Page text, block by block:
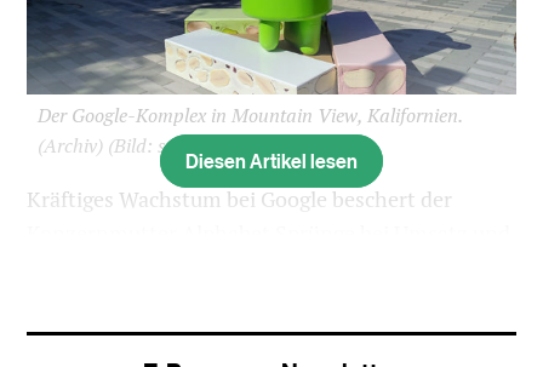
Der Google-Komplex in Mountain View, Kalifornien.
(Archiv) (Bild: sda)
Kräftiges Wachstum bei Google beschert der
Prozent auf 21,5 Milliarden Dollar.
Diesen Artikel lesen